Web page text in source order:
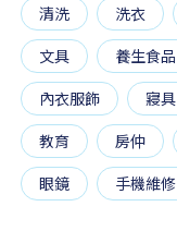
清洗
洗衣
文具
養生食品
內衣服飾
寢具
教育
房仲
眼鏡
手機維修